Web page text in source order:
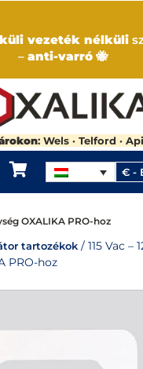
vezeték nélküli
– anti-varró 🐝
: Wels · Telford ·
€ -
OXALIKA PRO-hoz
tartozékok / 115 Vac –
PRO-hoz